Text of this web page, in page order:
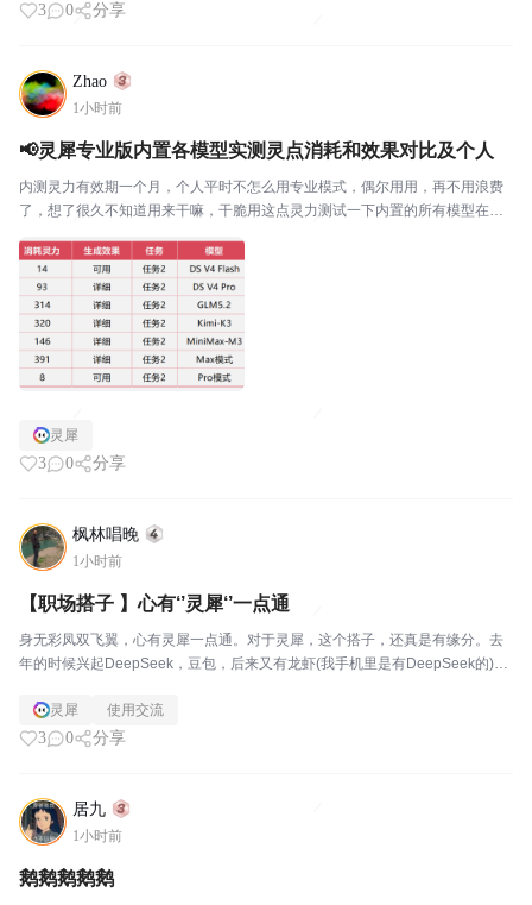
3 0 分享
Zhao
1小时前
📢灵犀专业版内置各模型实测灵点消耗和效果对比及个人
内测灵力有效期一个月，个人平时不怎么用专业模式，偶尔用用，再不用浪费
了，想了很久不知道用来干嘛，干脆用这点灵力测试一下内置的所有模型在用
容，整理成文档。任务1：“按照时间整理苏轼的一生，并...
灵犀
3 0 分享
枫林唱晚
1小时前
【职场搭子 】心有‘’灵犀‘’一点通
身无彩凤双飞翼，心有灵犀一点通。对于灵犀，这个搭子，还真是有缘分。去
年的时候兴起DeepSeek，豆包，后来又有龙虾(我手机里是有DeepSeek的)有
销，华而不实。直到上个月写半年度总...
灵犀 使用交流
3 0 分享
居九
1小时前
鹅鹅鹅鹅鹅